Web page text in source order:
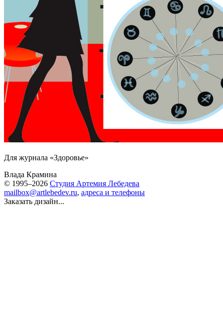
Для журнала «Здоровье»
Влада Крамина
© 1995–2026 Студия Артемия Лебедева
mailbox@artlebedev.ru, адреса и телефоны
Заказать дизайн...